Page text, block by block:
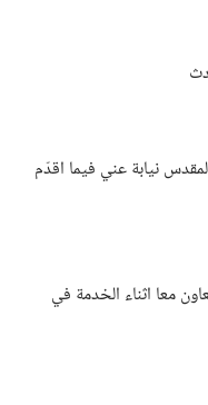
نيابة عني فيما اقدّم
معا اثناء الخدمة في